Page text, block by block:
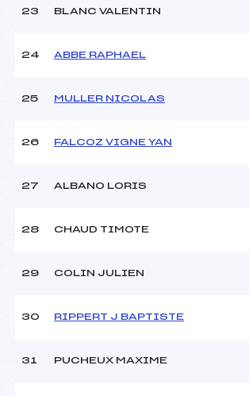
23 BLANC VALENTIN
24 ABBE RAPHAEL
25 MULLER NICOLAS
26 FALCOZ VIGNE YAN
27 ALBANO LORIS
28 CHAUD TIMOTE
29 COLIN JULIEN
30 RIPPERT J BAPTISTE
31 PUCHEUX MAXIME